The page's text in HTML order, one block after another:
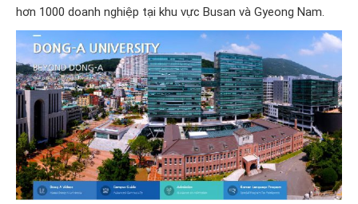
hơn 1000 doanh nghiệp tại khu vực Busan và Gyeong Nam.